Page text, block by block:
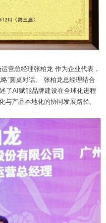
营总经理张柏龙 作为企业代表，
”圆桌对话。 张柏龙总经理结合
了AI赋能品牌建设在全球化进程
与产品本地化的协同发展路径。